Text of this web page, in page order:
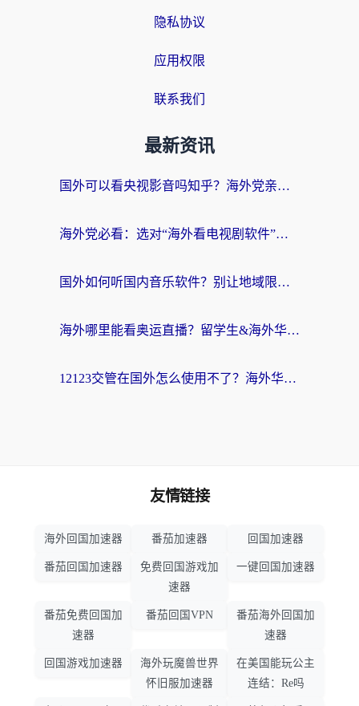
隐私协议
应用权限
联系我们
最新资讯
国外可以看央视影音吗知乎？海外党亲测有效的回国加速方案
海外党必看：选对“海外看电视剧软件”，再也不用愁国内剧刷不了
国外如何听国内音乐软件？别让地域限制，断了你的中文歌单
海外哪里能看奥运直播？留学生&海外华人必看的体育赛事观赛终极指南
12123交管在国外怎么使用不了？海外华人必看的无缝访问国内资源指南
友情链接
海外回国加速器 番茄加速器 回国加速器
番茄回国加速器
免费回国游戏加
速器
一键回国加速器
番茄免费回国加
速器
番茄回国VPN
番茄海外回国加
速器
回国游戏加速器
海外玩魔兽世界
怀旧服加速器
在美国能玩公主
连结：Re吗